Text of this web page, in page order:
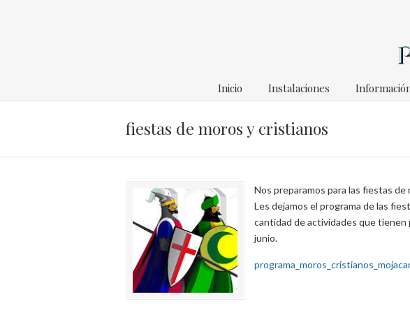
Inicio Instalaciones
fiestas de moros y cristianos
Nos preparamos para las fiestas
Les dejamos el programa de las
cantidad de actividades que tienen
junio.